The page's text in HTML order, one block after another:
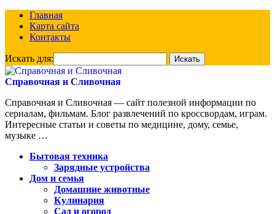
Главная
Карта сайта
Контакты
Искать для:
Справочная и Сливочная
Справочная и Сливочная — сайт полезной информации по
сериалам, фильмам. Блог развлечений по кроссвордам, играм.
Интересные статьи и советы по медицине, дому, семье,
музыке …
Бытовая техника
Зарядные устройства
Дом и семья
Домашние животные
Кулинария
Сад и огород